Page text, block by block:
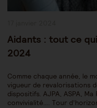
Aidants : tout ce
2024
Comme chaque année, le
vigueur de revalorisations
dispositifs. AJPA, ASPA,
convivialité…. Tour